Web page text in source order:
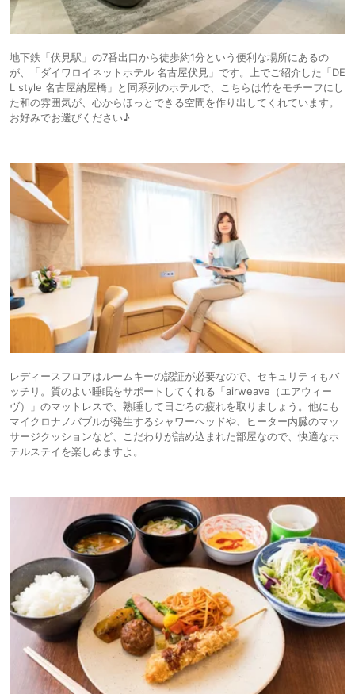
地下鉄「伏見駅」の7番出口から徒歩約1分という便利な場所にあるの
が、「ダイワロイネットホテル 名古屋伏見」です。上でご紹介した「DE
L style 名古屋納屋橋」と同系列のホテルで、こちらは竹をモチーフにし
た和の雰囲気が、心からほっとできる空間を作り出してくれています。
お好みでお選びください♪
レディースフロアはルームキーの認証が必要なので、セキュリティもバ
ッチリ。質のよい睡眠をサポートしてくれる「airweave（エアウィー
ヴ）」のマットレスで、熟睡して日ごろの疲れを取りましょう。他にも
マイクロナノバブルが発生するシャワーヘッドや、ヒーター内臓のマッ
サージクッションなど、こだわりが詰め込まれた部屋なので、快適なホ
テルステイを楽しめますよ。